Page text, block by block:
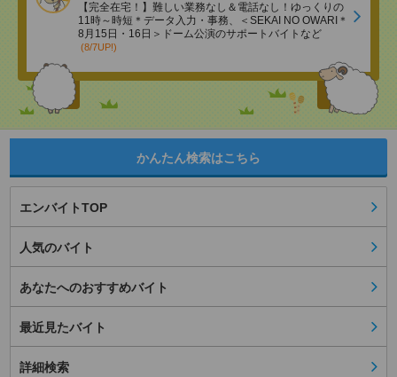
【完全在宅！】難しい業務なし＆電話なし！ゆっくりの
11時～時短＊データ入力・事務、＜SEKAI NO OWARI＊
8月15日・16日＞ドーム公演のサポートバイトなど
(8/7UP!)
かんたん検索はこちら
エンバイトTOP
人気のバイト
あなたへのおすすめバイト
最近見たバイト
詳細検索